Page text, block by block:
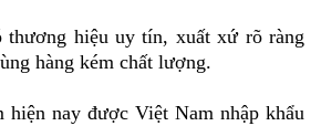
thương hiệu uy tín, xuất xứ rõ ràng
hàng kém chất lượng.
hiện nay được Việt Nam nhập khẩu